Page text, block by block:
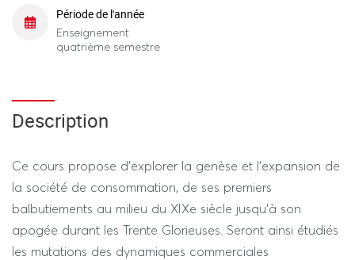
Période de l'année
Enseignement
quatrième semestre
Description
Ce cours propose d’explorer la genèse et l’expansion de
la société de consommation, de ses premiers
balbutiements au milieu du XIXe siècle jusqu'à son
apogée durant les Trente Glorieuses. Seront ainsi étudiés
les mutations des dynamiques commerciales